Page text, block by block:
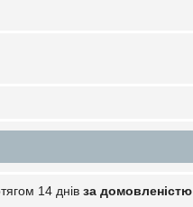
14 днів за домовленістю